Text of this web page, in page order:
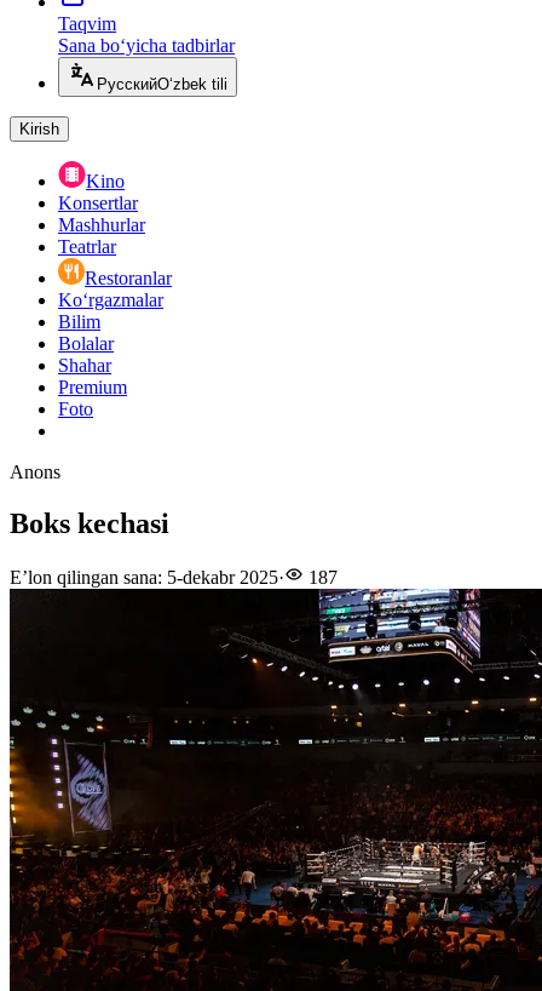
Taqvim
Sana bo‘yicha tadbirlar
РусскийO‘zbek tili
Kirish
Kino
Konsertlar
Mashhurlar
Teatrlar
Restoranlar
Ko‘rgazmalar
Bilim
Bolalar
Shahar
Premium
Foto
Anons
Boks kechasi
E’lon qilingan sana: 5-dekabr 2025· 187